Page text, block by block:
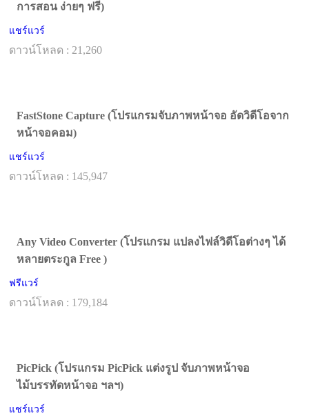
การสอน ง่ายๆ ฟรี)
แชร์แวร์
ดาวน์โหลด : 21,260
FastStone Capture (โปรแกรมจับภาพหน้าจอ อัดวิดีโอจาก
หน้าจอคอม)
แชร์แวร์
ดาวน์โหลด : 145,947
Any Video Converter (โปรแกรม แปลงไฟล์วิดีโอต่างๆ ได้
หลายตระกูล Free )
ฟรีแวร์
ดาวน์โหลด : 179,184
PicPick (โปรแกรม PicPick แต่งรูป จับภาพหน้าจอ
ไม้บรรทัดหน้าจอ ฯลฯ)
แชร์แวร์